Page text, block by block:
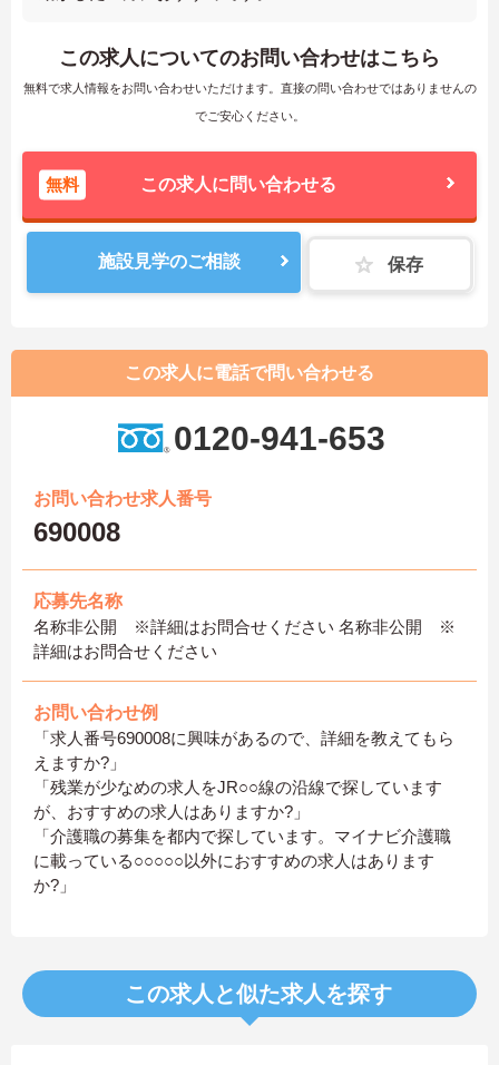
この求人についてのお問い合わせはこちら
無料で求人情報をお問い合わせいただけます。直接の問い合わせではありませんの
でご安心ください。
無料 この求人に問い合わせる
施設見学のご相談 保存
この求人に電話で問い合わせる
0120-941-653
お問い合わせ求人番号
690008
応募先名称
名称非公開 ※詳細はお問合せください 名称非公開 ※
詳細はお問合せください
お問い合わせ例
「求人番号690008に興味があるので、詳細を教えてもら
えますか?」
「残業が少なめの求人をJR○○線の沿線で探しています
が、おすすめの求人はありますか?」
「介護職の募集を都内で探しています。マイナビ介護職
に載っている○○○○○以外におすすめの求人はあります
か?」
この求人と似た求人を探す